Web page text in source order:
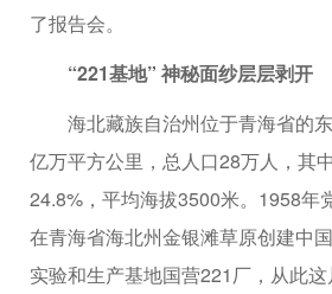
了报告会。
“221基地” 神秘面纱层层剥开
海北藏族自治州位于青海省的
亿万平方公里，总人口28万人，其
24.8%，平均海拔3500米。1958年
在青海省海北州金银滩草原创建中
实验和生产基地国营221厂，从此